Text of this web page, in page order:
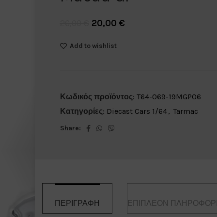
20,00 €
Add to wishlist
Κωδικός προϊόντος: T64-069-19MGP06
Κατηγορίες: Diecast Cars 1/64, Tarmac
Share:
ΠΕΡΙΓΡΑΦΉ ΕΠΙΠΛΈΟΝ